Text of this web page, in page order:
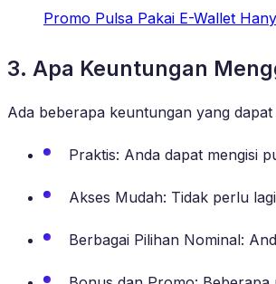
Promo Pulsa Pakai E-Wallet
3. Apa Keuntungan
Ada beberapa keuntungan yang
Praktis: Anda dapat mengisi
Akses Mudah: Tidak perlu
Berbagai Pilihan Nominal: